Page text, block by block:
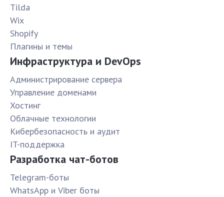
Tilda
Wix
Shopify
Плагины и темы
Инфраструктура и DevOps
Администрирование сервера
Управление доменами
Хостинг
Облачные технологии
Кибербезопасность и аудит
IT-поддержка
Разработка чат-ботов
Telegram-боты
WhatsApp и Viber боты